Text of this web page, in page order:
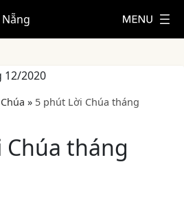
» 5 phút Lời Chúa tháng
tháng